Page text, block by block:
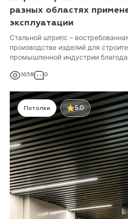
разных областях
эксплуатации
Стальной штрипс –
производстве изделий для
промышленной индустрии
технологичности и доступности.
1658 0
Потолки 5.0